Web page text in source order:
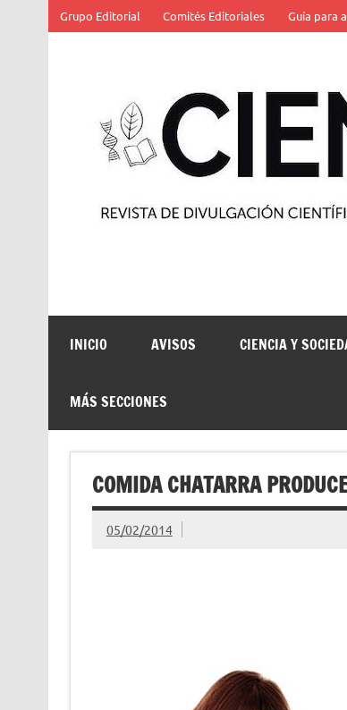
contenido
Grupo Editorial Comités Editoriales Guía para
INICIO AVISOS CIENCIA Y
MÁS SECCIONES
COMIDA CHATARRA
05/02/2014